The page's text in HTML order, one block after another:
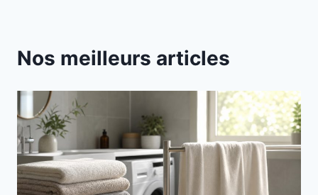
Nos meilleurs articles